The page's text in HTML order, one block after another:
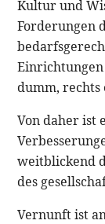
Kultur und
Forderungen
Einrichtungen
dumm, rechts
Von daher ist
weitblickend
des
Vernunft ist